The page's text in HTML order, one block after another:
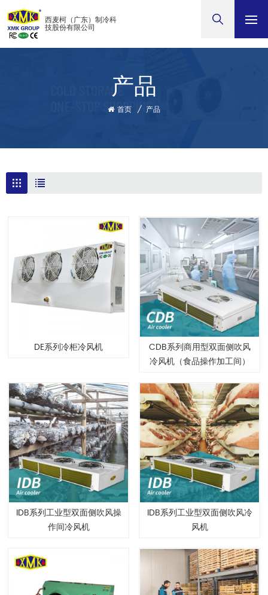
西麦柯（广东）制冷科
技股份有限公司
产品
首页 / 产品
DE系列冷柜冷风机
CDB系列商用型双面侧吹风
冷风机（食品操作加工间）
IDB系列工业型双面侧吹风操
作间冷风机
IDB系列工业型双面侧吹风冷
风机